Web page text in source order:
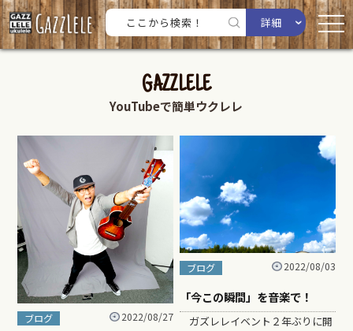
詳細
GAZZLELE
YouTubeで簡単ウクレレ
ブログ 2022/08/27
ブログ 2022/08/03
「今この瞬間」を音楽で！
ガズレレイベント２年ぶりに開